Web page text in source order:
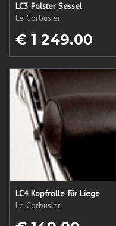
LC3 Polster Sessel
Le Corbusier
€ 1 249.00
LC4 Kopfrolle für Liege
Le Corbusier